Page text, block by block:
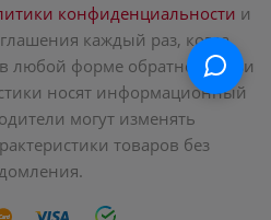
конфиденциальности и
каждый раз, когда
любой форме обратной связи
носят информационный
могут изменять
товаров без